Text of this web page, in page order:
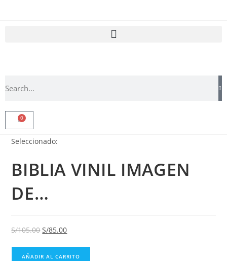
0
Seleccionado:
BIBLIA VINIL IMAGEN
DE…
S/105.00 S/85.00
AÑADIR AL CARRITO